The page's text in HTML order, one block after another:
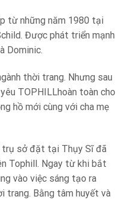
từ những năm 1980 tại
Được phát triển mạnh
Dominic.
thời trang. Nhưng sau
TOPHILLhoàn toàn cho
hồ mới cùng với cha mẹ
trụ sở đặt tại Thụy Sĩ đã
Tophill. Ngay từ khi bắt
vào việc sáng tạo ra
trang. Bằng tâm huyết và